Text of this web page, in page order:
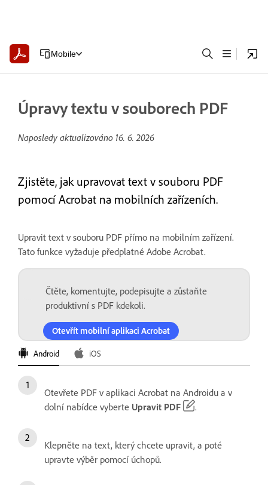
Mobile
Úpravy textu v souborech PDF
Naposledy aktualizováno 16. 6. 2026
Zjistěte, jak upravovat text v souboru PDF
pomocí Acrobat na mobilních zařízeních.
Upravit text v souboru PDF přímo na mobilním zařízení.
Tato funkce vyžaduje předplatné Adobe Acrobat.
Čtěte, komentujte, podepisujte a zůstaňte
produktivní s PDF kdekoli.
Otevřít mobilní aplikaci Acrobat
Android iOS
Otevřete PDF v aplikaci Acrobat na Androidu a v
dolní nabídce vyberte Upravit PDF .
Klepněte na text, který chcete upravit, a poté
upravte výběr pomocí úchopů.